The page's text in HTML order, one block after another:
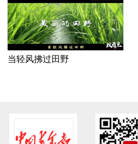
当轻风拂过田野